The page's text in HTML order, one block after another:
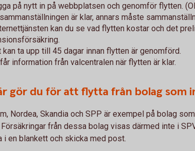
på nytt in på webbplatsen och genomför flytten.
är klar, annars måste
kan du se vad flytten kostar och det
kan ta upp till 45 dagar innan flytten är genomförd.
information från valcentralen när flytten är klar.
gör du för att flytta från bolag som
Nordea, Skandia och SPP är exempel på bolag
Försäkringar från dessa bolag visas därmed inte i
i en blankett och skicka med post.